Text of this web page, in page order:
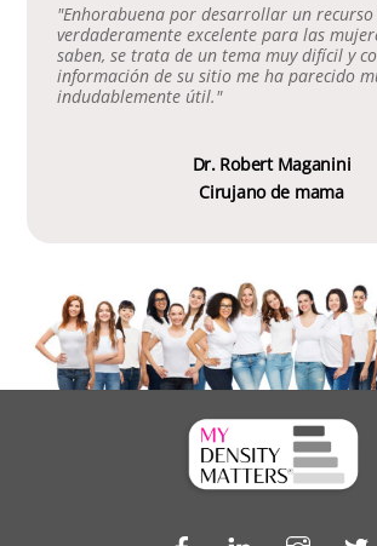
"Enhorabuena por desarrollar un recurso
verdaderamente excelente para las
saben, se trata de un tema muy difícil y
información de su sitio me ha parecido
indudablemente útil."
Dr. Robert Maganini
Cirujano de mama
Facebook LinkedIn